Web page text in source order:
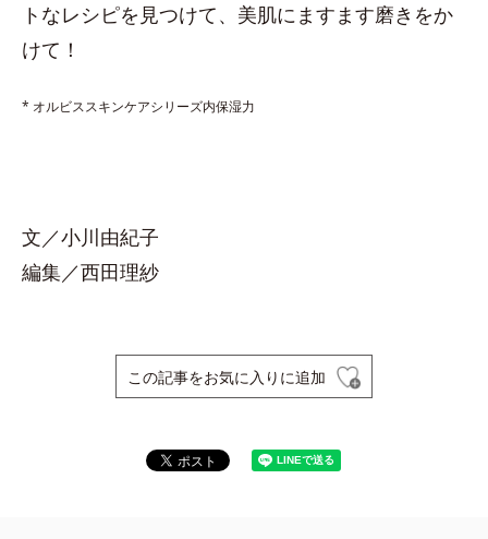
トなレシピを見つけて、美肌にますます磨きをか
けて！
* オルビススキンケアシリーズ内保湿力
文／小川由紀子
編集／西田理紗
この記事をお気に入りに追加